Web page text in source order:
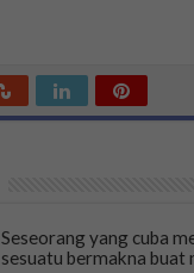
Seseorang yang cuba
sesuatu bermakna buat